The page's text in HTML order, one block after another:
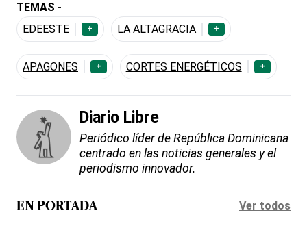
TEMAS -
EDEESTE
+ LA ALTAGRACIA +
APAGONES + CORTES ENERGÉTICOS +
Diario Libre
Periódico líder de República Dominicana
centrado en las noticias generales y el
periodismo innovador.
EN PORTADA Ver todos